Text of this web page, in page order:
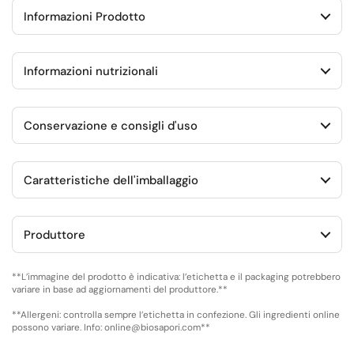
Informazioni Prodotto
Informazioni nutrizionali
Conservazione e consigli d'uso
Caratteristiche dell'imballaggio
Produttore
**L’immagine del prodotto è indicativa: l’etichetta e il packaging potrebbero
variare in base ad aggiornamenti del produttore.**
**Allergeni: controlla sempre l’etichetta in confezione. Gli ingredienti online
possono variare. Info: online@biosapori.com**